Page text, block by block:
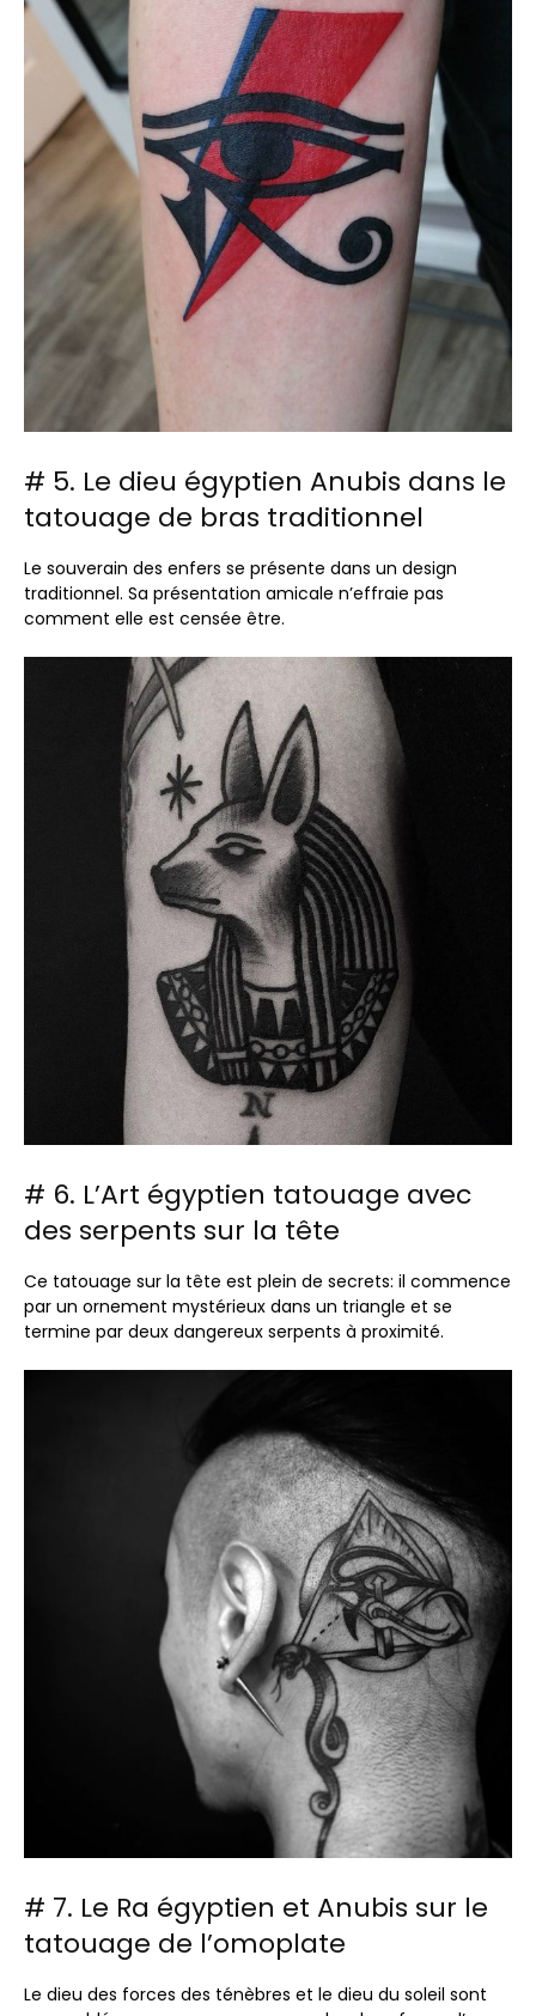
# 5. Le dieu égyptien Anubis dans le
tatouage de bras traditionnel
Le souverain des enfers se présente dans un design
traditionnel. Sa présentation amicale n’effraie pas
comment elle est censée être.
# 6. L’Art égyptien tatouage avec
des serpents sur la tête
Ce tatouage sur la tête est plein de secrets: il commence
par un ornement mystérieux dans un triangle et se
termine par deux dangereux serpents à proximité.
# 7. Le Ra égyptien et Anubis sur le
tatouage de l’omoplate
Le dieu des forces des ténèbres et le dieu du soleil sont